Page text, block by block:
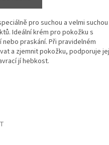
pro suchou a velmi suchou
Ideální krém pro pokožku s
praskání. Při pravidelném
a zjemnit pokožku, podporuje
jí hebkost.